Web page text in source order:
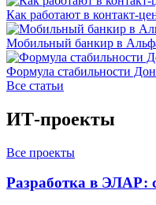
Как работают в контакт-
Мобильный банкир в
Формула стабильности
Все статьи
ИТ-проекты
Все проекты
Разработка в ЭЛАР: